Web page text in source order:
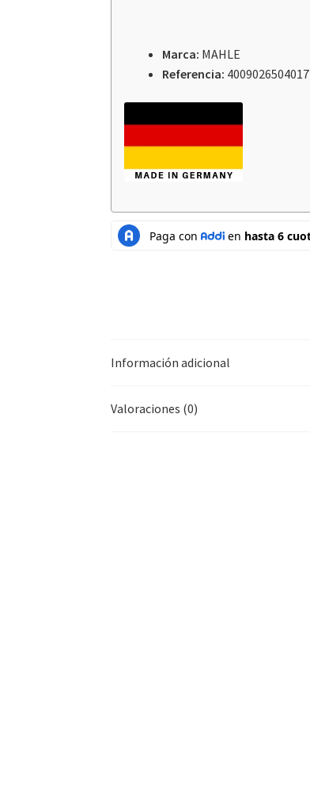
Marca: MAHLE
Referencia: 4009026504017
Información adicional
Valoraciones (0)